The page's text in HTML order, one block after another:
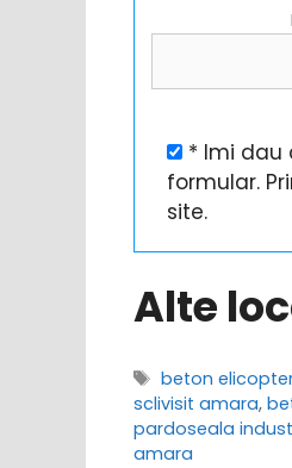
* Imi
formular.
site.
Alte
Etichete
beton
sclivisit amara,
pardoseala
amara